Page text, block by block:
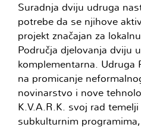
Suradnja dviju udruga
potrebe da se njihove
projekt značajan za
Područja djelovanja dviju
komplementarna. Udruga
na promicanje
novinarstvo i nove
K.V.A.R.K. svoj rad
subkulturnim